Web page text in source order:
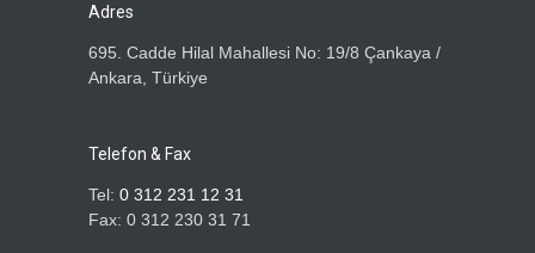
Adres
695. Cadde Hilal Mahallesi No: 19/8 Çankaya /
Ankara, Türkiye
Telefon & Fax
Tel: 0 312 231 12 31
Fax: 0 312 230 31 71